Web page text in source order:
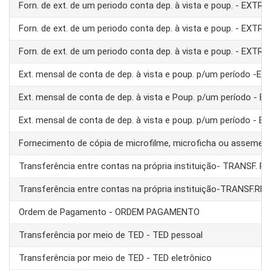
Forn. de ext. de um periodo conta dep. à vista e poup. -
Forn. de ext. de um periodo conta dep. à vista e poup. -
Forn. de ext. de um periodo conta dep. à vista e poup. -
Ext. mensal de conta de dep. à vista e poup. p/um período -
Ext. mensal de conta de dep. à vista e Poup. p/um período -
Ext. mensal de conta de dep. à vista e poup. p/um período -
Fornecimento de cópia de microfilme, microficha ou
Transferência entre contas na própria instituição- TRANSF.
Transferência entre contas na própria instituição-
Ordem de Pagamento - ORDEM PAGAMENTO
Transferência por meio de TED - TED pessoal
Transferência por meio de TED - TED eletrônico